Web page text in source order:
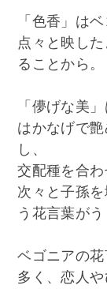
「色香」は
点々と映し
ることから。
「儚げな美
はかなげで
し、
交配種を合
次々と子孫
う花言葉が
ベゴニアの
多く、恋人